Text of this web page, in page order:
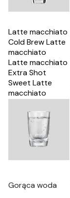
Latte macchiato
Cold Brew Latte
macchiato
Latte macchiato
Extra Shot
Sweet Latte
macchiato
Gorąca woda